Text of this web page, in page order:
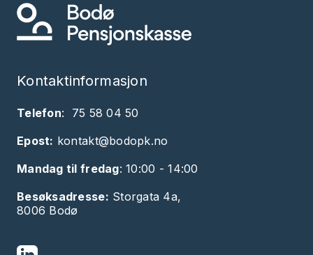
Kontaktinformasjon
Telefon: 75 58 04 50
Epost: kontakt@bodopk.no
Mandag til fredag: 10:00 - 14:00
Besøksadresse: Storgata 4a,
8006 Bodø